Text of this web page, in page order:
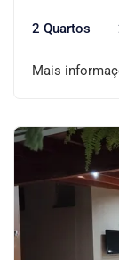
2 Quartos
Mais